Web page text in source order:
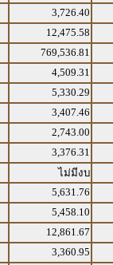
3,726.40
12,475.58
769,536.81
4,509.31
5,330.29
3,407.46
2,743.00
3,376.31
ไม่มีงบ
5,631.76
5,458.10
12,861.67
3,360.95